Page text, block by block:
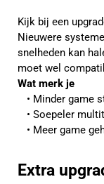
Kijk bij een
Nieuwere
snelheden kan
moet wel
Wat merk je
Minder game
Soepeler
Meer game
Extra